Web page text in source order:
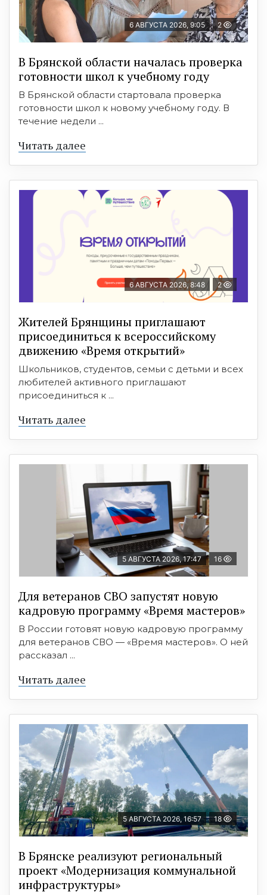
6 АВГУСТА 2026, 9:05 2
В Брянской области началась проверка
готовности школ к учебному году
В Брянской области стартовала проверка
готовности школ к новому учебному году. В
течение недели ...
Читать далее
6 АВГУСТА 2026, 8:48 2
Жителей Брянщины приглашают
присоединиться к всероссийскому
движению «Время открытий»
Школьников, студентов, семьи с детьми и всех
любителей активного приглашают
присоединиться к ...
Читать далее
5 АВГУСТА 2026, 17:47 16
Для ветеранов СВО запустят новую
кадровую программу «Время мастеров»
В России готовят новую кадровую программу
для ветеранов СВО — «Время мастеров». О ней
рассказал ...
Читать далее
5 АВГУСТА 2026, 16:57 18
В Брянске реализуют региональный
проект «Модернизация коммунальной
инфраструктуры»